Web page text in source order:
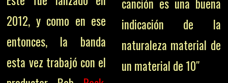
2012, y como en ese
entonces, la banda
esta vez trabajó con el
canción es una buena
indicación de la
naturaleza material de
un material de 10″